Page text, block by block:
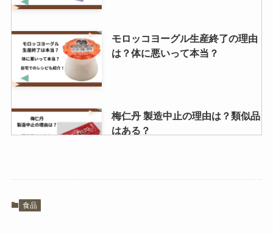
モロッコヨーグル生産終了の理由
は？体に悪いって本当？
梅仁丹 製造中止の理由は？類似品
はある？
食品